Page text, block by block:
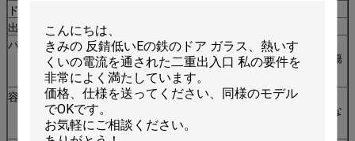
ドアの厚さ
出荷
パッキング
表面のプラスチック フィルムは傷を避けます;
中の泡および外側の強いカートンのペーパーは損傷
から避けます
容器容量
110pcs/20FCL、230pcs/40FCL、270pcs/40HQ
（大体見積もりはあなたの事実上のサイズに、異な
ります）